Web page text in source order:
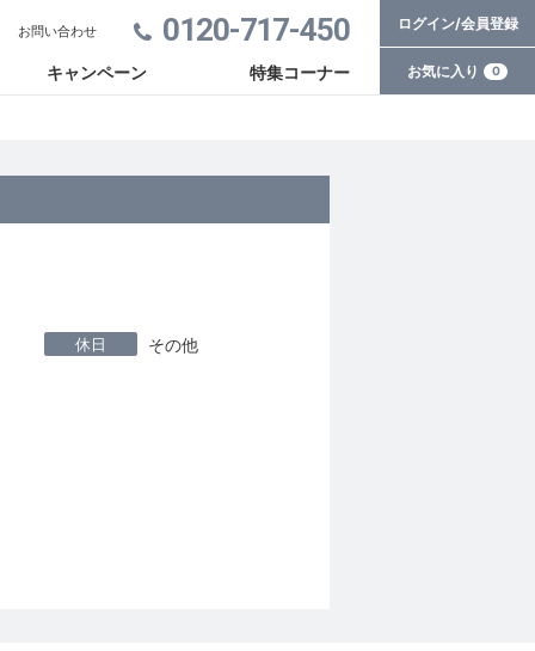
0120-717-450
キャンペーン 特集コーナー
お問い合わせ ログイン/会員登録
お気に入り 0
休日 その他